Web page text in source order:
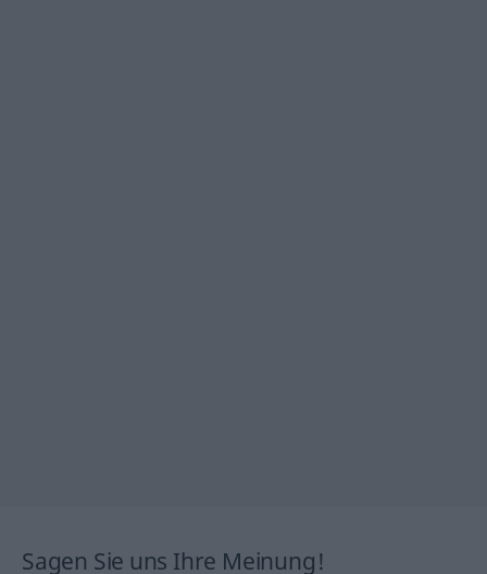
Sagen Sie uns Ihre Meinung!